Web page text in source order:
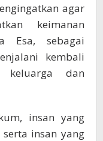
agar
keimanan
Esa, sebagai
kembali
keluarga dan
insan yang
insan yang